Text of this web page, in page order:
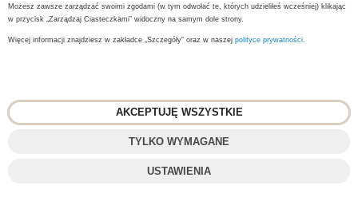
Możesz zawsze zarządzać swoimi zgodami (w tym odwołać te, których udzieliłeś wcześniej) klikając
w przycisk „Zarządzaj Ciasteczkami” widoczny na samym dole strony.
Więcej informacji znajdziesz w zakładce „Szczegóły” oraz w naszej polityce prywatności.
AKCEPTUJĘ WSZYSTKIE
TYLKO WYMAGANE
USTAWIENIA
- Fresh Roasted Coffee
Projekt i oprogramowanie sklepu:ebexo